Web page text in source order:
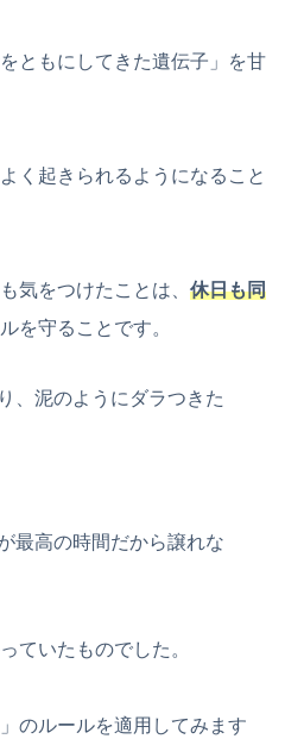
ともにしてきた遺伝子」を甘
く起きられるようになること
気をつけたことは、 休日も同
を守ることです。
、泥のようにダラつきた
最高の時間だから譲れな
ていたものでした。
のルールを適用してみます